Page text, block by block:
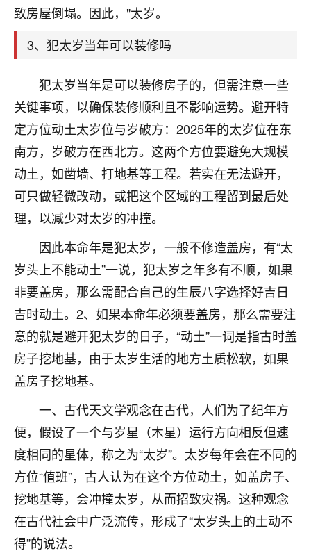
致房屋倒塌。因此，"太岁。
3、犯太岁当年可以装修吗
犯太岁当年是可以装修房子的，但需注意一些
关键事项，以确保装修顺利且不影响运势。避开特
定方位动土太岁位与岁破方：2025年的太岁位在东
南方，岁破方在西北方。这两个方位要避免大规模
动土，如凿墙、打地基等工程。若实在无法避开，
可只做轻微改动，或把这个区域的工程留到最后处
理，以减少对太岁的冲撞。
因此本命年是犯太岁，一般不修造盖房，有“太
岁头上不能动土”一说，犯太岁之年多有不顺，如果
非要盖房，那么需配合自己的生辰八字选择好吉日
吉时动土。2、如果本命年必须要盖房，那么需要注
意的就是避开犯太岁的日子，“动土”一词是指古时盖
房子挖地基，由于太岁生活的地方土质松软，如果
盖房子挖地基。
一、古代天文学观念在古代，人们为了纪年方
便，假设了一个与岁星（木星）运行方向相反但速
度相同的星体，称之为“太岁”。太岁每年会在不同的
方位“值班”，古人认为在这个方位动土，如盖房子、
挖地基等，会冲撞太岁，从而招致灾祸。这种观念
在古代社会中广泛流传，形成了“太岁头上的土动不
得”的说法。
鹿森：你可以找老师看看，人有时不服命不行
太阳当空赵：我也做餐饮的，生意不算大，但
址、风水、还有开业日子，哪哪都看了，虽然
大环境不好，但是我家生意还可以，前几天又
刚找老师做了补财库，希望财运更好一点！
2小时前 来自海南
梦醒时分
我女儿高二叛逆，大半年不上学，一说她就要死要活
的，把我们两口子愁的不行，朋友给我推荐的慧来老
师，一开始我是病急乱投医，这半年来，法事一个个
做完，我女儿跟变了个人一样，不期望她能考多好的
大学，只要能安安稳稳的把书读了，身体心理都健健
康康的我就很知足了！
鹿森 ：可怜天下父母心啊！
3小时前 来自河北 16
付深
我是公司人事调整，有升迁机会，但同时竞争的我们
三个，找老师的时候是抱着侥幸心理，没想到老师看
着我晋升有望，我半信半疑的按照老师建议，做了化
太岁还有一个发钱粮，本来年前的人事调整，拖到年
后，我以为都没戏了，结果开年一上班，开会提拔升
职第一个就是我，职务无所谓，主要是底薪加了
3000，非常开心，无论如何，感恩感谢！🙏🏻
鹿森：恭喜升职加薪！！，请客吗？�
12小时前 来自北京